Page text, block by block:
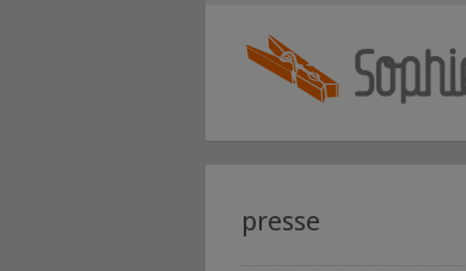
presse